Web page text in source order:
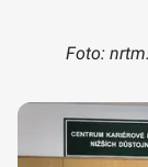
Foto: